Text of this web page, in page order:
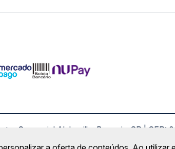
Comercial Alphaville, Barueri - SP |
Copyright 2026 ©